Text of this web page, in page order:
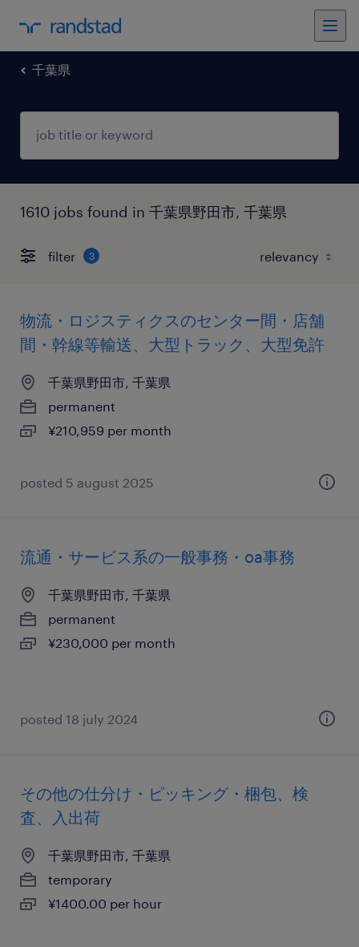
千葉県
1610 jobs found in 千葉県野田市, 千葉県
filter 3
物流・ロジスティクスのセンター間・店舗
間・幹線等輸送、大型トラック、大型免許
千葉県野田市, 千葉県
permanent
¥210,959 per month
posted 5 august 2025
流通・サービス系の一般事務・oa事務
千葉県野田市, 千葉県
permanent
¥230,000 per month
posted 18 july 2024
その他の仕分け・ピッキング・梱包、検
査、入出荷
千葉県野田市, 千葉県
temporary
¥1400.00 per hour